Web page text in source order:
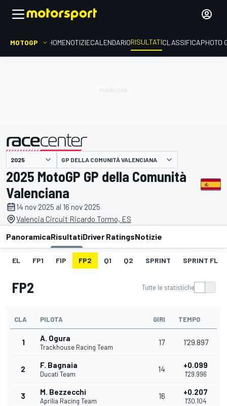
MOTOGP HOMENOTIZIECALENDARIORISULTATICLASSIFICAPHOTO
presentato da GP DELLA COMUNITÀ VALENCIANA
2025 MotoGP GP della Comunità
Valenciana
14 nov 2025 al 16 nov 2025
Valencia Circuit Ricardo Tormo, ES
PanoramicaRisultatiDriver RatingsNotizie
EL FP1 FIP FP2 Q1 Q2 SPRINT SPRINT FL
FP2 Tutte le statistiche
CLA PILOTA GIRI TEMPO
1 A. Ogura
Trackhouse Racing Team
17 1'29.897
2 F. Bagnaia
Ducati Team
14 +0.099
1'29.996
3 M. Bezzecchi
Aprilia Racing Team
16 +0.207
1'30.104